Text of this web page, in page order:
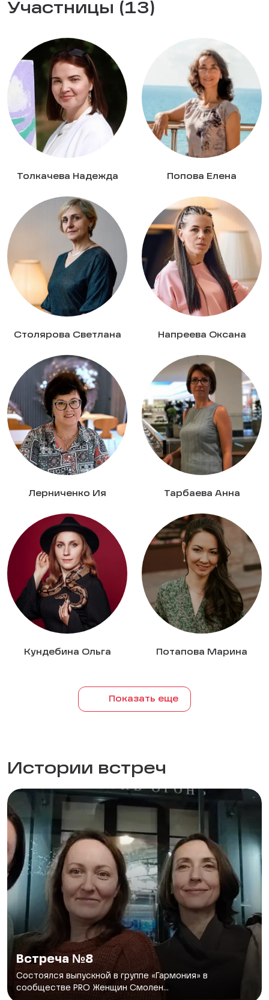
Участницы (13)
Толкачева Надежда Попова Елена
Столярова Светлана Напреева Оксана
Лерниченко Ия Тарбаева Анна
Кундебина Ольга Потапова Марина
Показать еще
Истории встреч
Встреча №8
Состоялся выпускной в группе «Гармония» в
сообществе PRO Женщин Смолен...